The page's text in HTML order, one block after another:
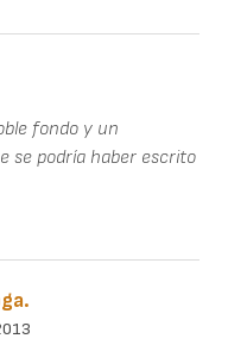
fondo y un
se podría haber escrito